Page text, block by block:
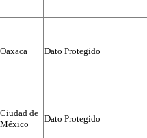
Oaxaca Dato Protegido
Ciudad de
México
Dato Protegido